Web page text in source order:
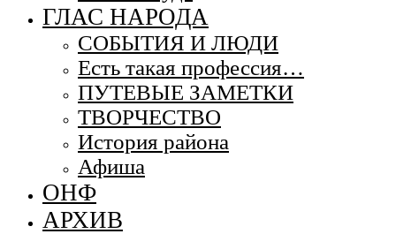
ГЛАС НАРОДА
СОБЫТИЯ И ЛЮДИ
Есть такая профессия…
ПУТЕВЫЕ ЗАМЕТКИ
ТВОРЧЕСТВО
История района
Афиша
ОНФ
АРХИВ